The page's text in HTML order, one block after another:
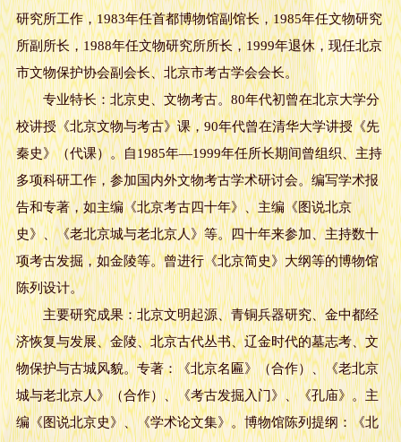
研究所工作，1983年任首都博物馆副馆长，1985年任文物研究
所副所长，1988年任文物研究所所长，1999年退休，现任北京
市文物保护协会副会长、北京市考古学会会长。
专业特长：北京史、文物考古。80年代初曾在北京大学分
校讲授《北京文物与考古》课，90年代曾在清华大学讲授《先
秦史》（代课）。自1985年—1999年任所长期间曾组织、主持
多项科研工作，参加国内外文物考古学术研讨会。编写学术报
告和专著，如主编《北京考古四十年》、主编《图说北京
史》、《老北京城与老北京人》等。四十年来参加、主持数十
项考古发掘，如金陵等。曾进行《北京简史》大纲等的博物馆
陈列设计。
主要研究成果：北京文明起源、青铜兵器研究、金中都经
济恢复与发展、金陵、北京古代丛书、辽金时代的墓志考、文
物保护与古城风貌。专著：《北京名匾》（合作）、《老北京
城与老北京人》（合作）、《考古发掘入门》、《孔庙》。主
编《图说北京史》、《学术论文集》。博物馆陈列提纲：《北